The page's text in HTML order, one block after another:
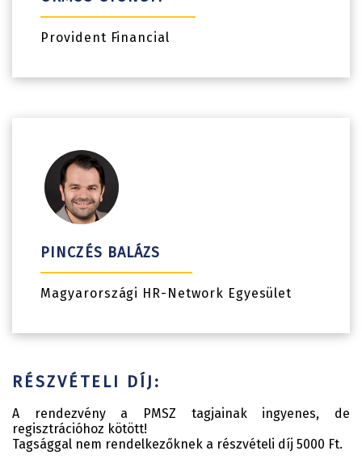
Provident Financial
PINCZÉS BALÁZS
Magyarországi HR-Network Egyesület
RÉSZVÉTELI DÍJ:
A rendezvény a PMSZ tagjainak ingyenes, de
regisztrációhoz kötött!
Tagsággal nem rendelkezőknek a részvételi díj 5000 Ft.